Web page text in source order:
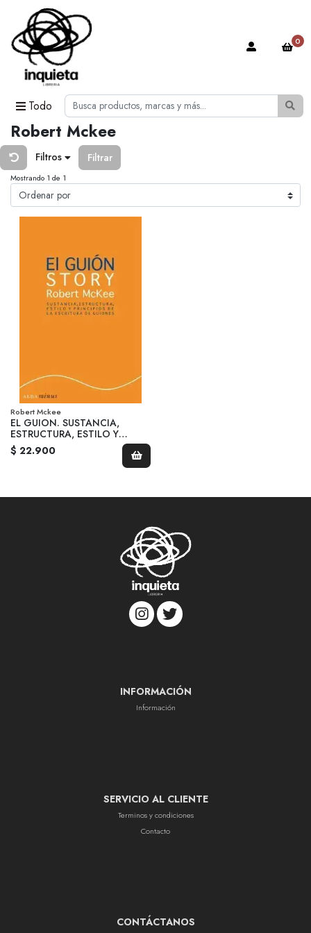
Todo
0
Robert Mckee
Filtros Filtrar
Mostrando 1 de 1
Robert Mckee
EL GUION. SUSTANCIA,
ESTRUCTURA, ESTILO Y
PRINCIPIOS DE LA ESCRITURA
DE GUIONES
$ 22.900
INFORMACIÓN
Información
SERVICIO AL CLIENTE
Terminos y condiciones
Contacto
CONTÁCTANOS